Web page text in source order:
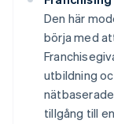
Den här
börja med
utbildning
tillgång till